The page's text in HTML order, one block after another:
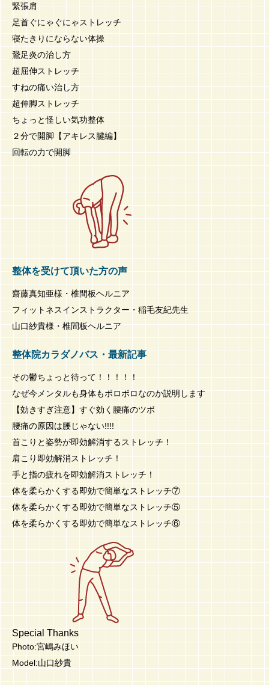
緊張肩
足首ぐにゃぐにゃストレッチ
寝たきりにならない体操
鵞足炎の治し方
超屈伸ストレッチ
すねの痛い治し方
超伸脚ストレッチ
ちょっと怪しい気功整体
２分で開脚【アキレス腱編】
回転の力で開脚
整体を受けて頂いた方の声
齋藤真知亜様・椎間板ヘルニア
フィットネスインストラクター・稲毛友紀先生
山口紗貴様・椎間板ヘルニア
整体院カラダノバス・最新記事
その鬱ちょっと待って！！！！！
なぜ今メンタルも身体もボロボロなのか説明します
【効きすぎ注意】すぐ効く腰痛のツボ
腰痛の原因は腰じゃない!!!!
首こりと姿勢が即効解消するストレッチ！
肩こり即効解消ストレッチ！
手と指の疲れを即効解消ストレッチ！
体を柔らかくする即効で簡単なストレッチ⑦
体を柔らかくする即効で簡単なストレッチ⑤
体を柔らかくする即効で簡単なストレッチ⑥
Special Thanks
Photo:宮嶋みほい
Model:山口紗貴